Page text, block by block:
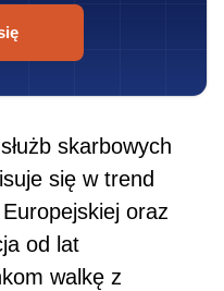
skarbowych
się w trend
oraz
od lat
walkę z